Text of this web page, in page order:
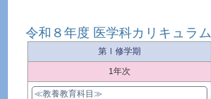
令和８年度 医学科カリキュラム
第Ⅰ修学期
1年次
≪教養教育科目≫